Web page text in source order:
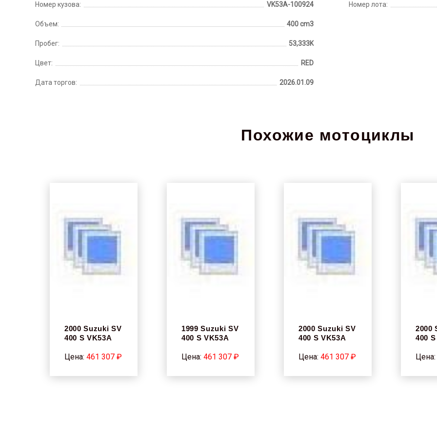
Номер кузова: VK53A-100924
Объем: 400 cm3
Пробег: 53,333K
Цвет: RED
Дата торгов: 2026.01.09
Номер лота:
Похожие мотоциклы
2000 Suzuki SV
400 S VK53A
Цена: 461 307 ₽
1999 Suzuki SV
400 S VK53A
Цена: 461 307 ₽
2000 Suzuki SV
400 S VK53A
Цена: 461 307 ₽
2000
400
Цена: